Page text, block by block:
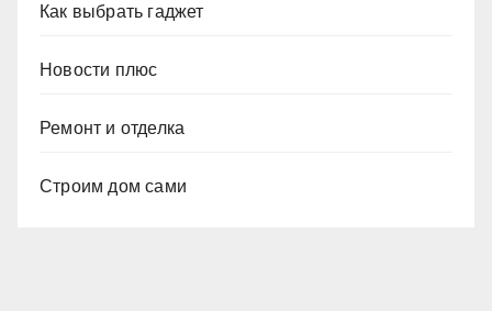
Как выбрать гаджет
Новости плюс
Ремонт и отделка
Строим дом сами